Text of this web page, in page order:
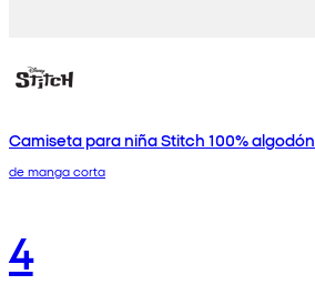
Camiseta para niña Stitch 100% algodón
de manga corta
4